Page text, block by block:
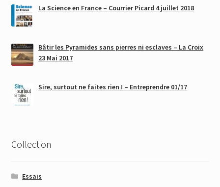
La Science en France – Courrier Picard 4 juillet 2018
Bâtir les Pyramides sans pierres ni esclaves – La Croix
23 Mai 2017
Sire, surtout ne faites rien ! – Entreprendre 01/17
Collection
Essais